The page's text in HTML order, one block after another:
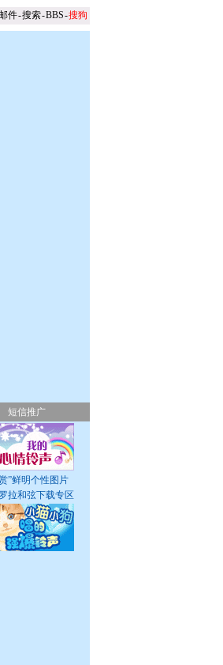
件-搜索-BBS-搜狗
短信推广
”鲜明个性图片
拉和弦下载专区